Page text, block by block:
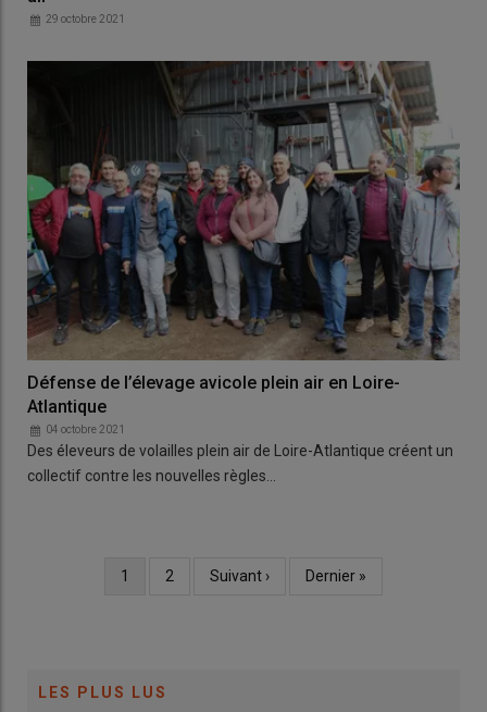
29 octobre 2021
Défense de l’élevage avicole plein air en Loire-
Atlantique
04 octobre 2021
Des éleveurs de volailles plein air de Loire-Atlantique créent un
collectif contre les nouvelles règles…
Page
1 Page
2
Page
Suivant ›
Dernière
Dernier »
LES PLUS LUS